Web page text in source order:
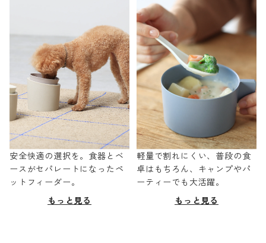
安全快適の選択を。食器とベ
ースがセパレートになったペ
ットフィーダー。
もっと見る
軽量で割れにくい、普段の食
卓はもちろん、キャンプやパ
ーティーでも大活躍。
もっと見る